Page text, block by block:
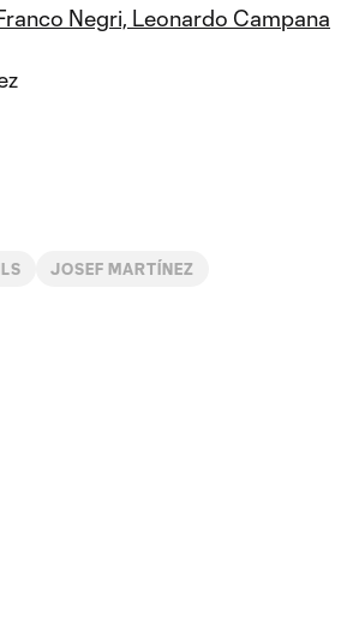
Negri, Leonardo Campana
JOSEF MARTÍNEZ